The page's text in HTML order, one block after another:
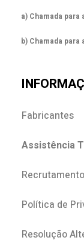
a) Chamada
b) Chamada
Fabricantes
Assistência
Recrutamento
Política de
Resolução